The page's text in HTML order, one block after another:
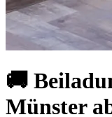
🚚
Münster